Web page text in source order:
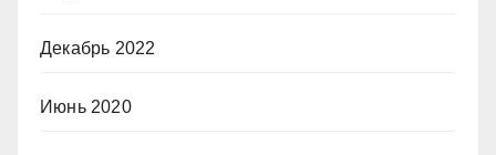
Декабрь 2022
Июнь 2020